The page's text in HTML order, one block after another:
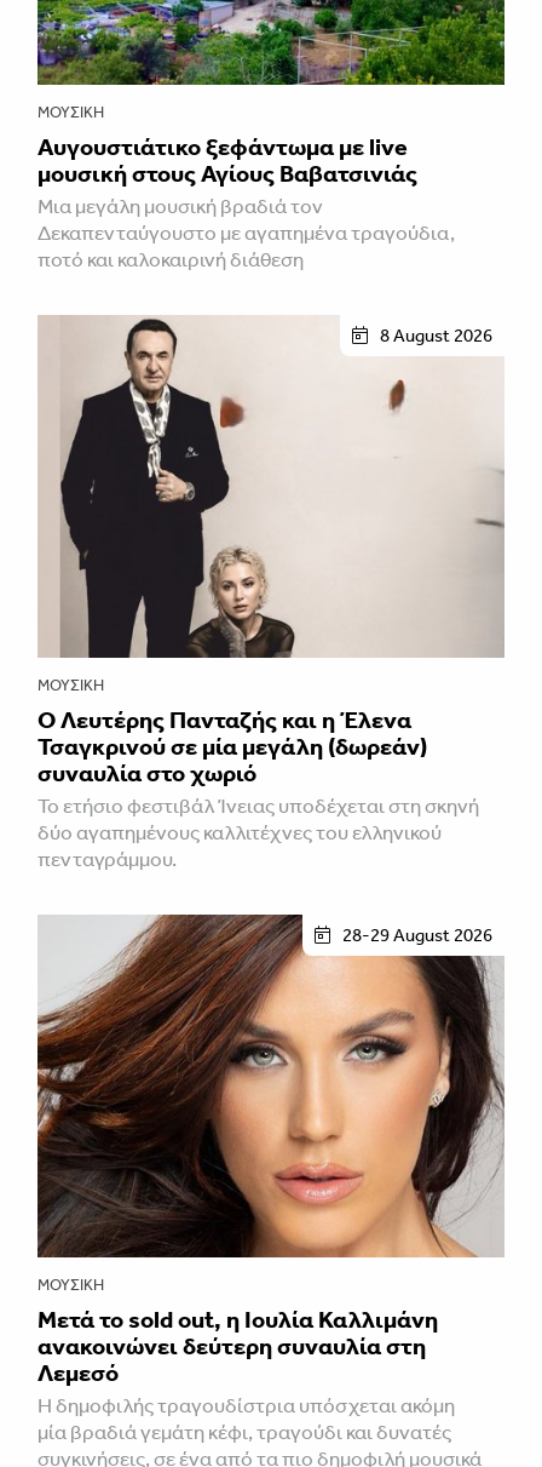
ΜΟΥΣΙΚΉ
Αυγουστιάτικο ξεφάντωμα με live
μουσική στους Αγίους Βαβατσινιάς
Μια μεγάλη μουσική βραδιά τον
Δεκαπενταύγουστο με αγαπημένα τραγούδια,
ποτό και καλοκαιρινή διάθεση
8 August 2026
ΜΟΥΣΙΚΉ
Ο Λευτέρης Πανταζής και η Έλενα
Τσαγκρινού σε μία μεγάλη (δωρεάν)
συναυλία στο χωριό
Το ετήσιο φεστιβάλ Ίνειας υποδέχεται στη σκηνή
δύο αγαπημένους καλλιτέχνες του ελληνικού
πενταγράμμου.
28-29 August 2026
ΜΟΥΣΙΚΉ
Μετά το sold out, η Ιουλία Καλλιμάνη
ανακοινώνει δεύτερη συναυλία στη
Λεμεσό
H δημοφιλής τραγουδίστρια υπόσχεται ακόμη
μία βραδιά γεμάτη κέφι, τραγούδι και δυνατές
συγκινήσεις, σε ένα από τα πιο δημοφιλή μουσικά